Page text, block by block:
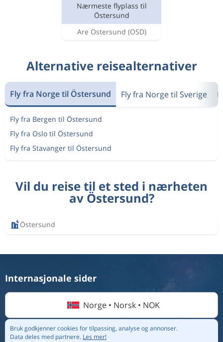
Nærmeste flyplass til
Östersund
Are Ostersund (OSD)
Alternative reisealternativer
Fly fra Norge til Östersund Fly fra Norge til Sverige
Fly fra Bergen til Östersund
Fly fra Oslo til Östersund
Fly fra Stavanger til Östersund
Vil du reise til et sted i nærheten
av Östersund?
Östersund
Bruk godkjenner cookies for tilpassing, analyse og annonser.
Data deles med partnere. Les mer!
Internasjonale sider
Norge • Norsk • NOK